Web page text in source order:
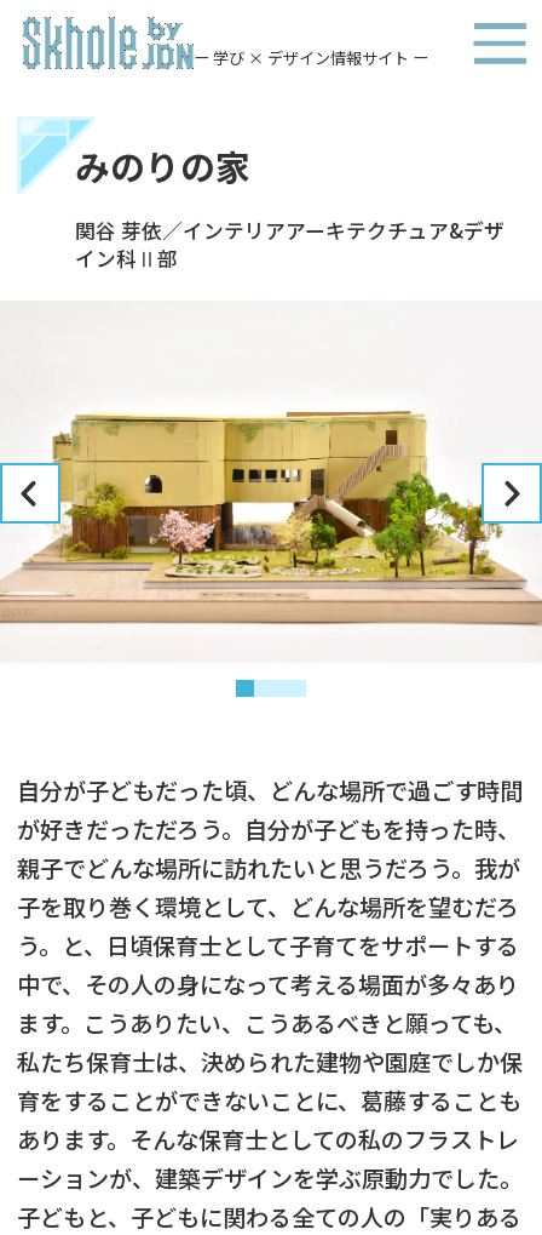
ー 学び × デザイン情報サイト ー
みのりの家
関谷 芽依／インテリアアーキテクチュア&デザ
イン科Ⅱ部
自分が子どもだった頃、どんな場所で過ごす時間
が好きだっただろう。自分が子どもを持った時、
親子でどんな場所に訪れたいと思うだろう。我が
子を取り巻く環境として、どんな場所を望むだろ
う。と、日頃保育士として子育てをサポートする
中で、その人の身になって考える場面が多々あり
ます。こうありたい、こうあるべきと願っても、
私たち保育士は、決められた建物や園庭でしか保
育をすることができないことに、葛藤することも
あります。そんな保育士としての私のフラストレ
ーションが、建築デザインを学ぶ原動力でした。
子どもと、子どもに関わる全ての人の「実りある